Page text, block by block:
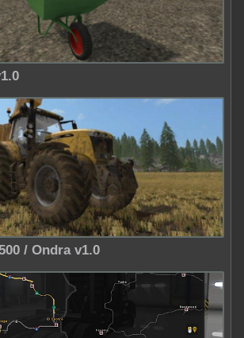
/ Ondra v1.0